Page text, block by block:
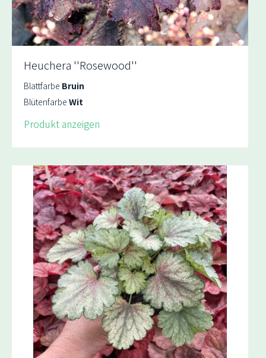
Heuchera ''Rosewood''
Blattfarbe Bruin
Blütenfarbe Wit
Produkt anzeigen